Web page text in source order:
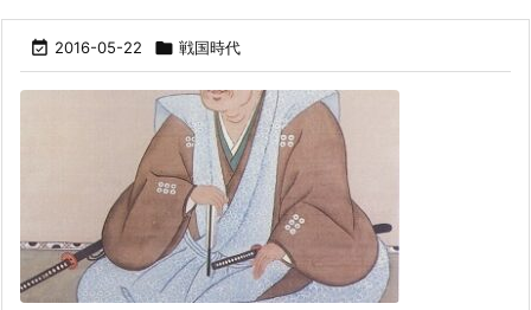
 2016-05-22  戦国時代